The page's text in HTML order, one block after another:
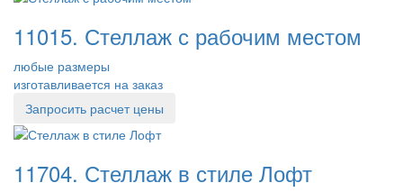
11015. Стеллаж с рабочим местом
любые размеры
изготавливается на заказ
Запросить расчет цены
11704. Стеллаж в стиле Лофт